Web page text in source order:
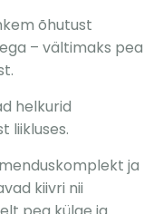
õhutust
– vältimaks pea
helkurid
liikluses.
ja
kiivri nii